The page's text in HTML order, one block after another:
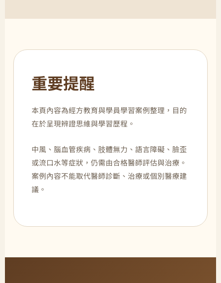
重要提醒
本頁內容為經方教育與學員學習案例整理，目的
在於呈現辨證思維與學習歷程。
中風、腦血管疾病、肢體無力、語言障礙、臉歪
或流口水等症狀，仍需由合格醫師評估與治療。
案例內容不能取代醫師診斷、治療或個別醫療建
議。